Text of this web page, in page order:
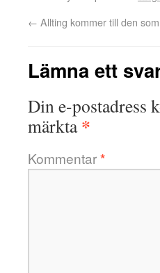
← Allting kommer till den
Lämna ett
Din e-postadress
märkta*
Kommentar*